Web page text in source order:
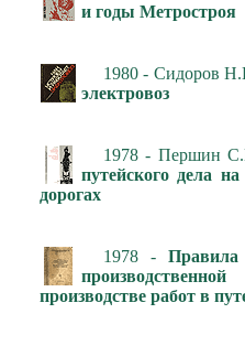
и годы Метростроя
1980 - Сидоров
электровоз
1978 - Першин
путейского дела
дорогах
1978 - Правила
производстве работ в